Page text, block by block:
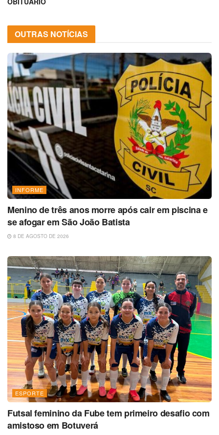
OUTRAS NOTÍCIAS
INFORME
Menino de três anos morre após cair em piscina e
se afogar em São João Batista
8 DE AGOSTO DE 2026
ESPORTE
Futsal feminino da Fube tem primeiro desafio com
amistoso em Botuverá